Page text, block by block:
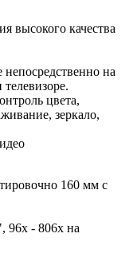
высокого качества
на
цвета,
зеркало,
160 мм с
96х - 806х на